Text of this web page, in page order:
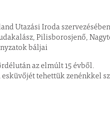
Utazási Iroda szervezésében
Pilisborosjenő,
báljai
az elmúlt 15 évből.
tehettük zenénkkel